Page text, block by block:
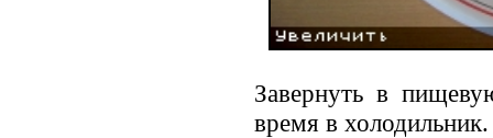
Завернуть в
время в холодильник.